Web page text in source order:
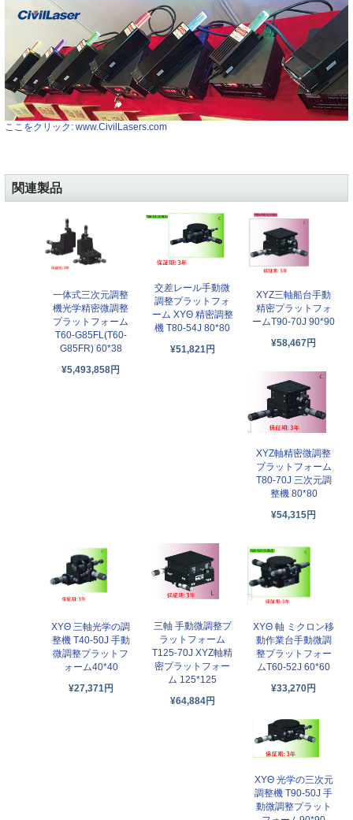
ここをクリック: www.CivilLasers.com
関連製品
一体式三次元調整
機光学精密微調整
プラットフォーム
T60-G85FL(T60-
G85FR) 60*38
¥5,493,858円
交差レール手動微
調整プラットフォ
ーム XYΘ 精密調整
機 T80-54J 80*80
¥51,821円
XYZ三軸船台手動
精密プラットフォ
ームT90-70J 90*90
¥58,467円
XYZ軸精密微調整
プラットフォーム
T80-70J 三次元調
整機 80*80
¥54,315円
XYΘ 三軸光学の調
整機 T40-50J 手動
微調整プラットフ
ォーム40*40
¥27,371円
三軸 手動微調整プ
ラットフォーム
T125-70J XYZ軸精
密プラットフォー
ム 125*125
¥64,884円
XYΘ 軸 ミクロン移
動作業台手動微調
整プラットフォー
ムT60-52J 60*60
¥33,270円
XYΘ 光学の三次元
調整機 T90-50J 手
動微調整プラット